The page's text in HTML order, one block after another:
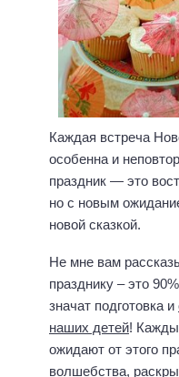
Каждая встреча
особенна и
праздник — это
но с новым
новой сказкой.
Не мне вам
празднику – это
значат подготовка и
наших детей!
ожидают от этого
волшебства,